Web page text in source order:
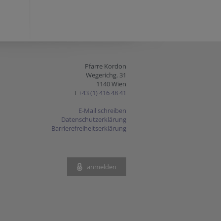
Pfarre Kordon
Wegerichg. 31
1140 Wien
T +43 (1) 416 48 41
E-Mail schreiben
Datenschutzerklärung
Barrierefreiheitserklärung
anmelden